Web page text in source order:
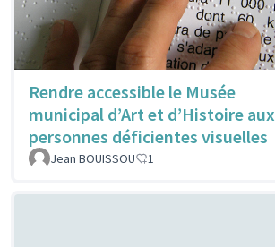
Rendre accessible le Musée
municipal d’Art et d’Histoire aux
personnes déficientes visuelles
Jean BOUISSOU 1